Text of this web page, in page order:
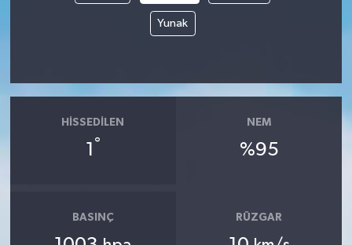
Yunak
HISSEDILEN
1 °
NEM
%95
BASINÇ RÜZGAR